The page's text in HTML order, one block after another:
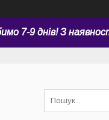
7-9 днів! З